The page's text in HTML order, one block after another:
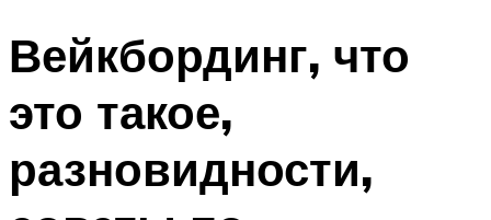
ВЕЛОСИПЕД
ПОХУДЕНИЕ
Вейкбординг, что
это такое,
разновидности,